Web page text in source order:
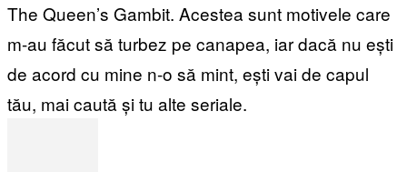
The Queen’s Gambit. Acestea sunt motivele care
m-au făcut să turbez pe canapea, iar dacă nu ești
de acord cu mine n-o să mint, ești vai de capul
tău, mai caută și tu alte seriale.